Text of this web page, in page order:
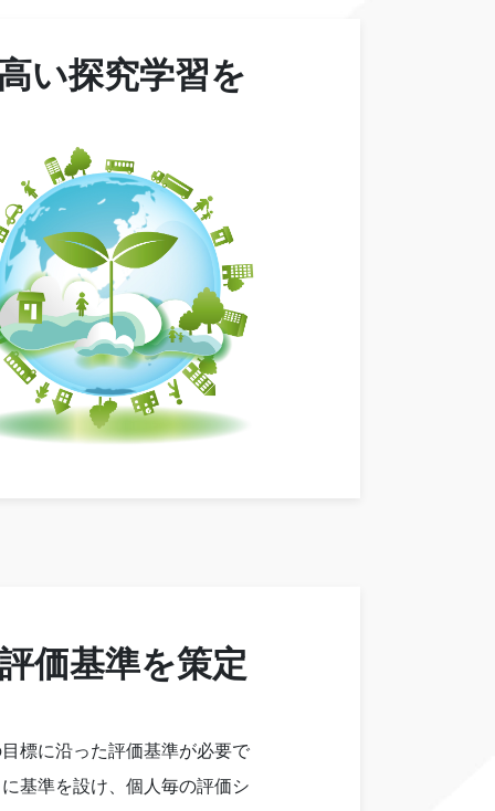
い探究学習を
価基準を策定
標に沿った評価基準が必要で
基準を設け、個人毎の評価シ